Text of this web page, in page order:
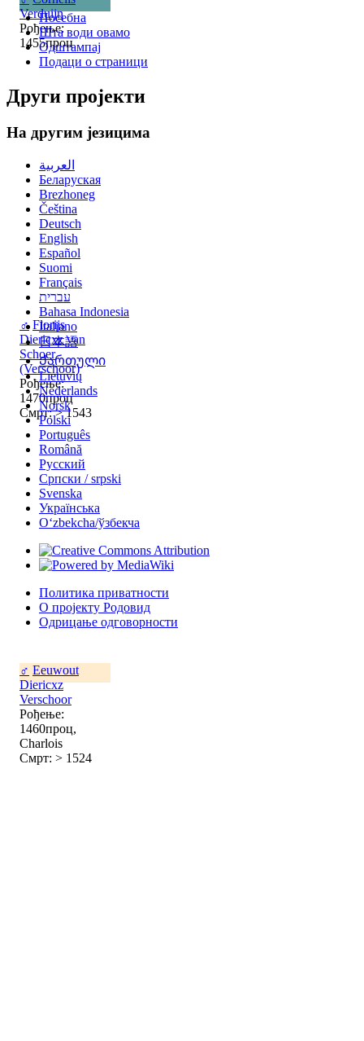
Verduijn
Рођење:
1455проц
♂ Florijs
Diericxz van
Schoer
(Verschoor)
Рођење:
1470проц
Смрт: > 1543
♂ Eeuwout
Diericxz
Verschoor
Рођење:
1460проц,
Charlois
Смрт: > 1524
Посебна
Шта води овамо
Одштампај
Подаци о страници
Други пројекти
На другим језицима
العربية
Беларуская
Brezhoneg
Čeština
Deutsch
English
Español
Suomi
Français
עברית
Bahasa Indonesia
Italiano
日本語
Ქართული
Lietuvių
Nederlands
Norsk
Polski
Português
Română
Русский
Српски / srpski
Svenska
Українська
Oʻzbekcha/ўзбекча
Политика приватности
О пројекту Родовид
Одрицање одговорности